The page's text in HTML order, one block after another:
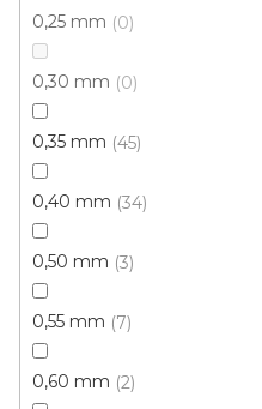
0,25 mm 0
0,30 mm 0
0,35 mm 45
0,40 mm 34
0,50 mm 3
0,55 mm 7
0,60 mm 2